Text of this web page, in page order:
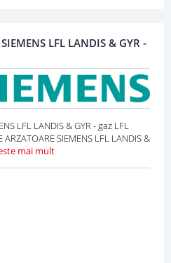
LFL LANDIS & GYR -
LFL LANDIS & GYR - gaz LFL
SIEMENS LFL LANDIS &
mai mult